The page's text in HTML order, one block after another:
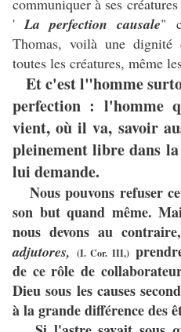
communiquer à ses
'La perfection causale"
Thomas, voilà une
toutes les créatures, même
Et c'est l"homme
perfection : l'homme
vient, où il va, savoir
pleinement libre dans
lui demande.
Nous pouvons refuser
son but quand même.
nous devons au
adjutores, (I. Cor. III,)
de ce rôle de
Dieu sous les causes
à la grande différence des